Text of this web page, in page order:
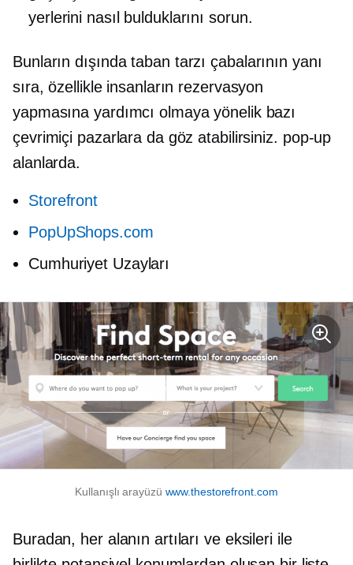
yerlerini nasıl bulduklarını sorun.
Bunların dışındataban tarzı çabalarının yanı
sıra, özellikle insanların rezervasyon
yapmasına yardımcı olmaya yönelik bazı
çevrimiçi pazarlara da göz atabilirsiniz. pop-up
alanlarda.
Storefront
PopUpShops.com
Cumhuriyet Uzayları
Kullanışlı arayüzü www.thestorefront.com
Buradan, her alanın artıları ve eksileri ile